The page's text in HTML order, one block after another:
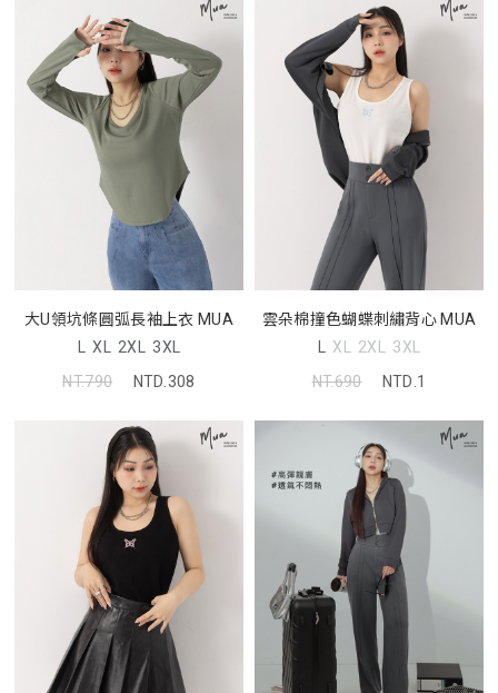
大U領坑條圓弧長袖上衣 MUA
L XL 2XL 3XL
NT.790
NTD.308
雲朵棉撞色蝴蝶刺繡背心 MUA
L XL 2XL 3XL
NT.690
NTD.1